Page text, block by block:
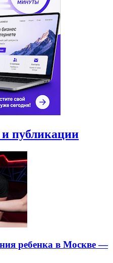
и публикации
ребенка в Москве —